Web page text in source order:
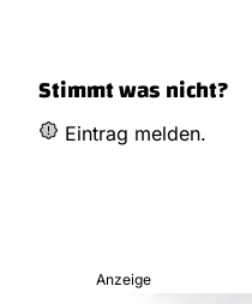
Stimmt was nicht?
Eintrag melden.
Anzeige